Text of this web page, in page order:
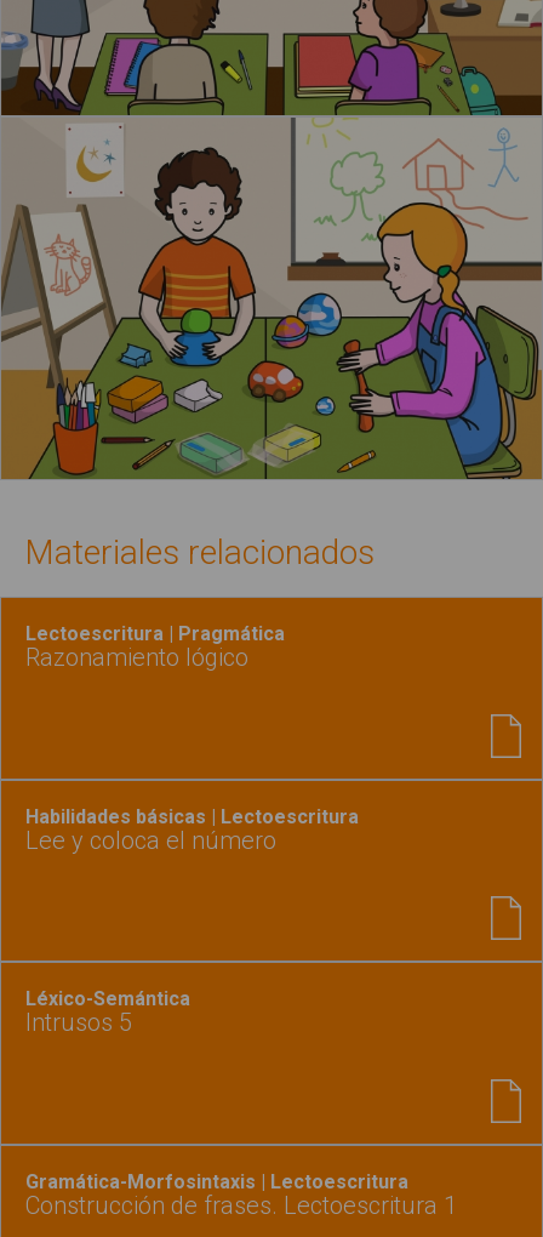
Materiales relacionados
Lectoescritura | Pragmática
Razonamiento lógico
Habilidades básicas | Lectoescritura
Lee y coloca el número
Léxico-Semántica
Intrusos 5
Gramática-Morfosintaxis | Lectoescritura
Construcción de frases. Lectoescritura 1